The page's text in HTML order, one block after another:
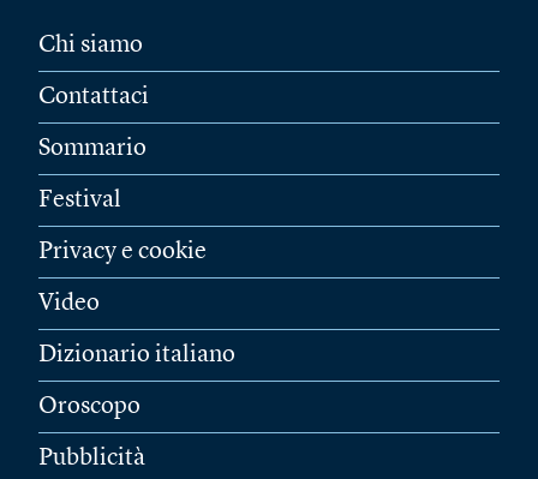
Chi siamo
Contattaci
Sommario
Festival
Privacy e cookie
Video
Dizionario italiano
Oroscopo
Pubblicità